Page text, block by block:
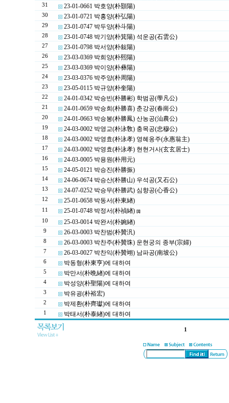
31 23-01-0661 박호양(朴顥陽)
30 23-01-0721 박홍양(朴弘陽)
29 23-01-0747 박두양(朴斗陽)
28 23-01-0748 박기양(朴箕陽) 석운공(石雲公)
27 23-01-0798 박서양(朴敍陽)
26 23-03-0369 박희양(朴熙陽)
25 23-03-0369 박이양(朴彝陽)
24 23-03-0376 박주양(朴周陽)
23 23-05-0115 박규양(朴奎陽)
22 24-01-0342 박승빈(朴勝彬) 학범공(學凡公)
21 24-01-0659 박승희(朴勝喜) 춘강공(春崗公)
20 24-01-0663 박승봉(朴勝鳳) 산농공(汕農公)
19 24-03-0002 박영교(朴泳敎) 충목공(忠穆公)
18 24-03-0002 박영효(朴泳孝) 영혜옹주(永惠翁主)
17 24-03-0002 박영효(朴泳孝) 현현거사(玄玄居士)
16 24-03-0005 박용원(朴用元)
15 24-05-0121 박승진(朴勝振)
14 24-06-0674 박승산(朴勝山) 우석공(又石公)
13 24-07-0252 박승무(朴勝武) 심향공(心香公)
12 25-01-0658 박동서(朴東緖)
11 25-01-0748 박정서(朴禎緖) [1]
10 25-03-0014 박완서(朴婉緖)
9 26-03-0003 박찬범(朴贊汎)
8 26-03-0003 박찬주(朴贊珠) 운현궁의 종부(宗婦)
7 26-03-0027 박찬익(朴贊翊) 남파공(南坡公)
6 박동형(朴東亨)에 대하여
5 박만서(朴晩緖)에 대하여
4 박성양(朴聖陽)에 대하여
3 박유굉(朴裕宏)
2 박제환(朴齊瓛)에 대하여
1 박태서(朴泰緖)에 대하여
1